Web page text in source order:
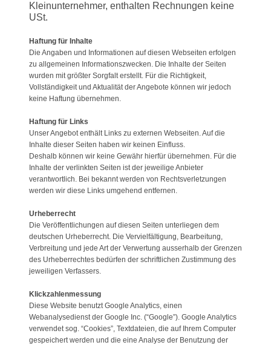
Kleinunternehmer, enthalten Rechnungen keine
USt.
Haftung für Inhalte
Die Angaben und Informationen auf diesen Webseiten erfolgen
zu allgemeinen Informationszwecken. Die Inhalte der Seiten
wurden mit größter Sorgfalt erstellt. Für die Richtigkeit,
Vollständigkeit und Aktualität der Angebote können wir jedoch
keine Haftung übernehmen.
Haftung für Links
Unser Angebot enthält Links zu externen Webseiten. Auf die
Inhalte dieser Seiten haben wir keinen Einfluss.
Deshalb können wir keine Gewähr hierfür übernehmen. Für die
Inhalte der verlinkten Seiten ist der jeweilige Anbieter
verantwortlich. Bei bekannt werden von Rechtsverletzungen
werden wir diese Links umgehend entfernen.
Urheberrecht
Die Veröffentlichungen auf diesen Seiten unterliegen dem
deutschen Urheberrecht. Die Vervielfältigung, Bearbeitung,
Verbreitung und jede Art der Verwertung ausserhalb der Grenzen
des Urheberrechtes bedürfen der schriftlichen Zustimmung des
jeweiligen Verfassers.
Klickzahlenmessung
Diese Website benutzt Google Analytics, einen
Webanalysedienst der Google Inc. (“Google”). Google Analytics
verwendet sog. “Cookies”, Textdateien, die auf Ihrem Computer
gespeichert werden und die eine Analyse der Benutzung der